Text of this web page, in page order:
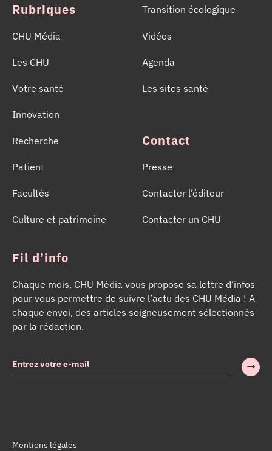
Rubriques
CHU Média
Les CHU
Votre santé
Innovation
Recherche
Patient
Facultés
Culture et patrimoine
Transition écologique
Vidéos
Agenda
Les sites santé
Contact
Presse
Contacter l’éditeur
Contacter un CHU
Fil d’info
Chaque mois, CHU Média vous propose sa lettre d’infos
pour vous permettre de suivre l’actu des CHU Média ! A
chaque envoi, des articles soigneusement sélectionnés
par la rédaction.
Mentions légales